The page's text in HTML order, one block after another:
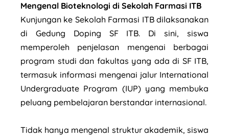
Mengenal Bioteknologi di Sekolah Farmasi ITB
Kunjungan ke Sekolah Farmasi ITB dilaksanakan
di Gedung Doping SF ITB. Di sini, siswa
memperoleh penjelasan mengenai berbagai
program studi dan fakultas yang ada di SF ITB,
termasuk informasi mengenai jalur International
Undergraduate Program (IUP) yang membuka
peluang pembelajaran berstandar internasional.
Tidak hanya mengenal struktur akademik, siswa